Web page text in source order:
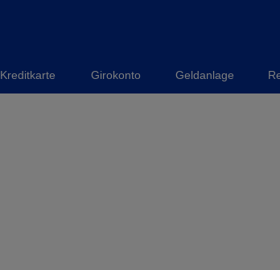
Kreditkarte Girokonto Geldanlage